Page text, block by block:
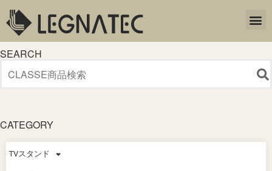
SEARCH
CATEGORY
TVスタンド